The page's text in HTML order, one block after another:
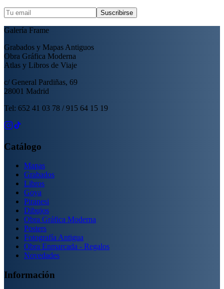
Suscribirse
Galería Frame
Grabados y Mapas Antiguos
Obra Gráfica Moderna
Atlas y Libros de Viaje
c/ General Pardiñas, 69
28001 Madrid
Tel: 652 41 03 78 / 915 64 15 19
Catálogo
Mapas
Grabados
Libros
Goya
Piranesi
Dibujos
Obra Gráfica Moderna
Posters
Fotografía Antigua
Obra Enmarcada - Regalos
Novedades
Información